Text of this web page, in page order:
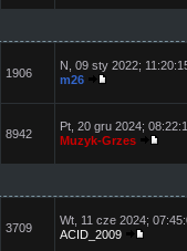
1906
N, 09 sty 2022;
m26
8942
Pt, 20 gru 2024;
Muzyk-Grzes
3709
Wt, 11 cze 2024;
ACID_2009